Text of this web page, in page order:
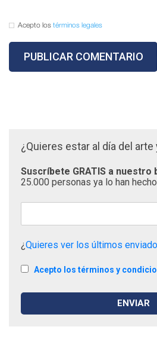
Acepto los términos legales
¿Quieres estar al día del arte
Suscríbete GRATIS a nuestro
25.000 personas ya lo han hecho
¿Quieres ver los últimos
Acepto los términos y